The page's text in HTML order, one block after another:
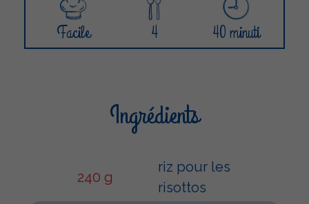
Facile 4 40 minuti
Ingrédients
240 g
riz pour les
risottos